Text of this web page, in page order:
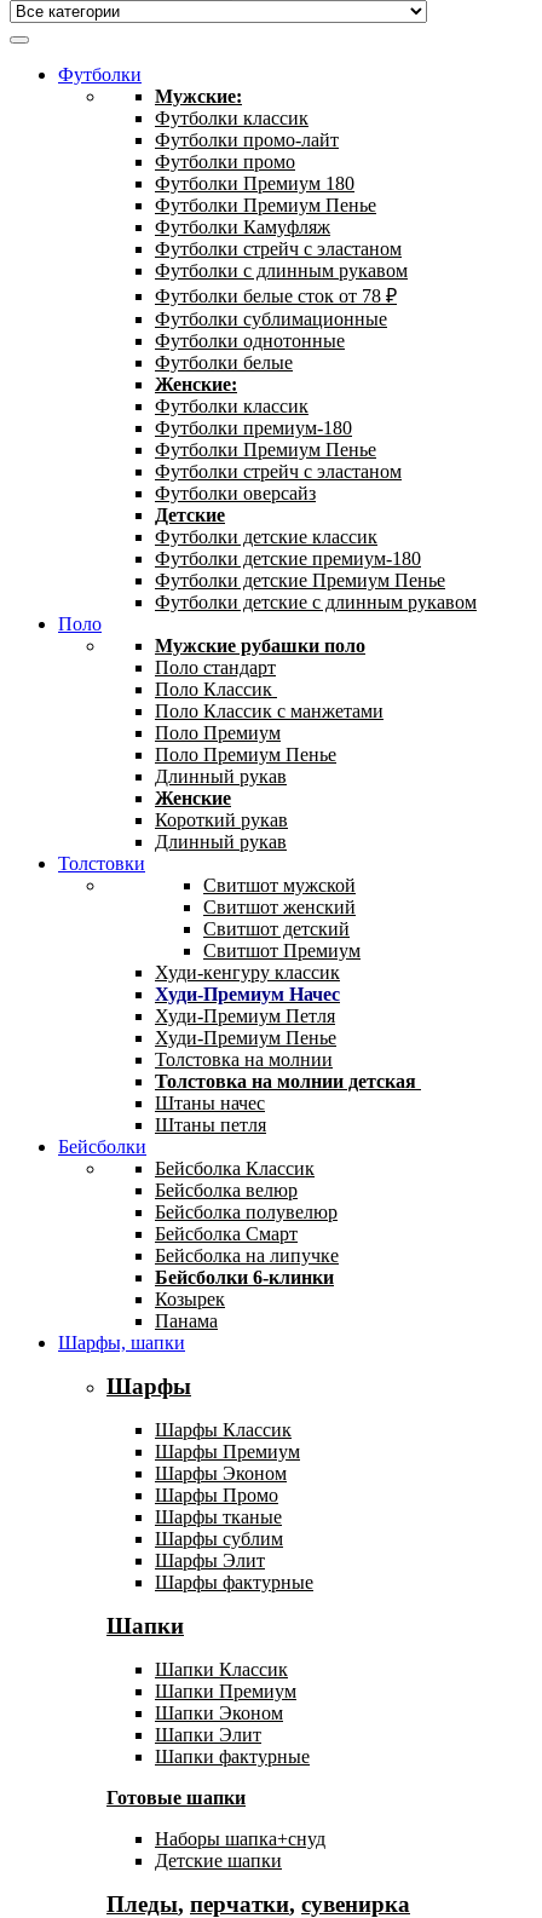
Футболки
Мужские:
Футболки классик
Футболки промо-лайт
Футболки промо
Футболки Премиум 180
Футболки Премиум Пенье
Футболки Камуфляж
Футболки стрейч с эластаном
Футболки с длинным рукавом
Футболки белые сток от 78 ₽
Футболки сублимационные
Футболки однотонные
Футболки белые
Женские:
Футболки классик
Футболки премиум-180
Футболки Премиум Пенье
Футболки стрейч с эластаном
Футболки оверсайз
Детские
Футболки детские классик
Футболки детские премиум-180
Футболки детские Премиум Пенье
Футболки детские с длинным рукавом
Поло
Мужские рубашки поло
Поло стандарт
Поло Классик
Поло Классик с манжетами
Поло Премиум
Поло Премиум Пенье
Длинный рукав
Женские
Короткий рукав
Длинный рукав
Толстовки
Свитшот мужской
Свитшот женский
Свитшот детский
Свитшот Премиум
Худи-кенгуру классик
Худи-Премиум Начес
Худи-Премиум Петля
Худи-Премиум Пенье
Толстовка на молнии
Толстовка на молнии детская
Штаны начес
Штаны петля
Бейсболки
Бейсболка Классик
Бейсболка велюр
Бейсболка полувелюр
Бейсболка Смарт
Бейсболка на липучке
Бейсболки 6-клинки
Козырек
Панама
Шарфы, шапки
Шарфы
Шарфы Классик
Шарфы Премиум
Шарфы Эконом
Шарфы Промо
Шарфы тканые
Шарфы сублим
Шарфы Элит
Шарфы фактурные
Шапки
Шапки Классик
Шапки Премиум
Шапки Эконом
Шапки Элит
Шапки фактурные
Готовые шапки
Наборы шапка+снуд
Детские шапки
Пледы, перчатки, сувенирка